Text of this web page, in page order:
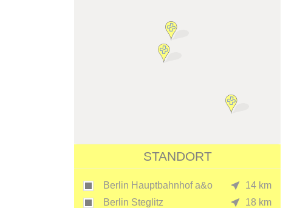
STANDORT
Berlin Hauptbahnhof a&o
14 km
Berlin Steglitz
18 km